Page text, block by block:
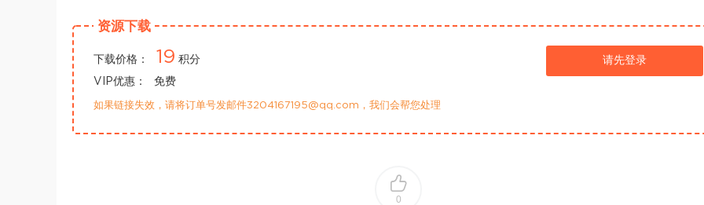
资源下载
下载价格： 19 积分
VIP优惠：
免费
请先登录
如果链接失效，请将订单号发邮件3204167195@qq.com，我们会帮您处理
0